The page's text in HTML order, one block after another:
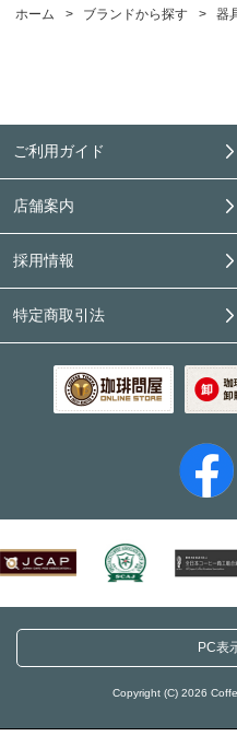
ホーム
> ブランドから探す > 器
ご利用ガイド
店舗案内
採用情報
特定商取引法
PC表
Copyright (C) 2026